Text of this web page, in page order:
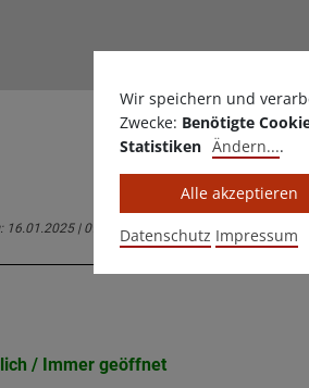
: 16.01.2025 | 09:41 Uhr
/ Immer geöffnet
Wir speichern und
Zwecke: Benötigte
Statistiken Ändern....
Alle akzeptieren
Datenschutz Impressum